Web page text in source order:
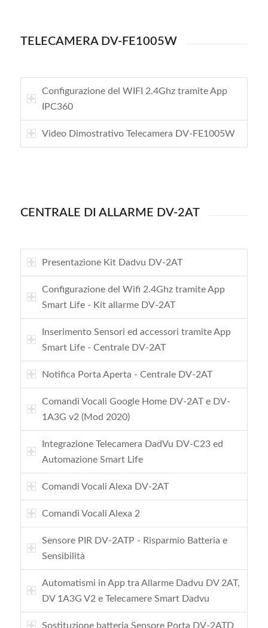
TELECAMERA DV-FE1005W
Configurazione del WIFI 2.4Ghz tramite App
IPC360
Video Dimostrativo Telecamera DV-FE1005W
CENTRALE DI ALLARME DV-2AT
Presentazione Kit Dadvu DV-2AT
Configurazione del Wifi 2.4Ghz tramite App
Smart Life - Kit allarme DV-2AT
Inserimento Sensori ed accessori tramite App
Smart Life - Centrale DV-2AT
Notifica Porta Aperta - Centrale DV-2AT
Comandi Vocali Google Home DV-2AT e DV-
1A3G v2 (Mod 2020)
Integrazione Telecamera DadVu DV-C23 ed
Automazione Smart Life
Comandi Vocali Alexa DV-2AT
Comandi Vocali Alexa 2
Sensore PIR DV-2ATP - Risparmio Batteria e
Sensibilità
Automatismi in App tra Allarme Dadvu DV 2AT,
DV 1A3G V2 e Telecamere Smart Dadvu
Sostituzione batteria Sensore Porta DV-2ATD